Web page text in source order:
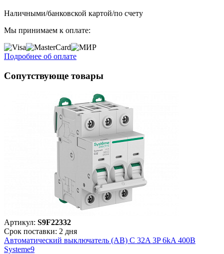
Наличными/банковской картой/по счету
Мы принимаем к оплате:
Подробнее об оплате
Сопутствующе товары
Артикул: S9F22332
Срок поставки: 2 дня
Автоматический выключатель (АВ) C 32A 3P 6kA 400В
Systeme9